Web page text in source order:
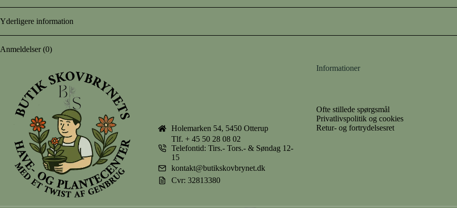
Yderligere information
Anmeldelser (0)
Holemarken 54, 5450 Otterup
Tlf. + 45 50 28 08 02
Telefontid: Tirs.- Tors.- & Søndag 12-
15
kontakt@butikskovbrynet.dk
Cvr: 32813380
Informationer
Ofte stillede spørgsmål
Privatlivspolitik og cookies
Retur- og fortrydelsesret